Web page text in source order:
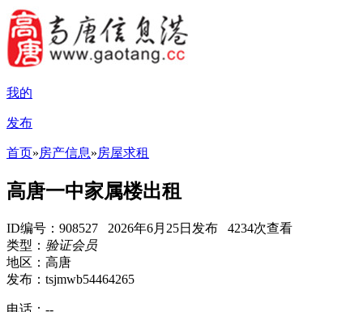
我的
发布
首页»房产信息»房屋求租
高唐一中家属楼出租
ID编号：908527 2026年6月25日发布 4234次查看
类型： 验证会员
地区：高唐
发布：tsjmwb54464265
电话： --